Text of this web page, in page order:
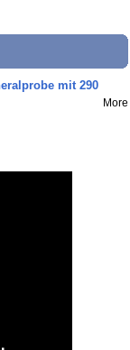
mit 290
More